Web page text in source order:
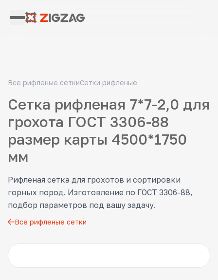
Все рифленые сеткиСетки рифленые
Сетка рифленая 7*7-2,0 для
грохота ГОСТ 3306-88
размер карты 4500*1750
мм
Рифленая сетка для грохотов и сортировки
горных пород. Изготовление по ГОСТ 3306-88,
подбор параметров под вашу задачу.
Все рифленые сетки